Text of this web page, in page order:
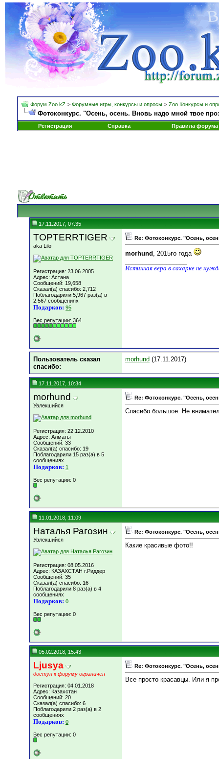
Форум Zoo.kZ > Форумные игры, конкурсы и опросы > Zoo.Конкурсы и
Фотоконкурс. "Осень, осень. Вновь надо мной твое
Регистрация Справка Правила форума
17.11.2017, 07:35
TOPTERRTIGER
aka Lilo
Регистрация: 23.06.2005
Адрес: Астана
Сообщений: 19,658
Сказал(а) спасибо: 2,712
Поблагодарили 5,967 раз(а) в
2,567 сообщениях
Подарков: 95
Вес репутации: 364
Re: Фотоконкурс. "Осень,
morhund , 2015го года
Истинная вера в сахарке не
Пользователь сказал
cпасибо:
morhund (17.11.2017)
17.11.2017, 10:34
morhund
Увлекшийся
Регистрация: 22.12.2010
Адрес: Алматы
Сообщений: 33
Сказал(а) спасибо: 19
Поблагодарили 15 раз(а) в 5
сообщениях
Подарков: 1
Вес репутации: 0
Re: Фотоконкурс. "Осень,
Спасибо большое. Не
11.01.2018, 11:09
Наталья Рагозин
Увлекшийся
Регистрация: 08.05.2016
Адрес: КАЗАХСТАН г.Риддер
Сообщений: 35
Сказал(а) спасибо: 16
Поблагодарили 8 раз(а) в 4
сообщениях
Подарков: 0
Вес репутации: 0
Re: Фотоконкурс. "Осень,
Какие красивые фото!!
05.02.2018, 15:43
Ljusya
доступ к форуму ограничен
Регистрация: 04.01.2018
Адрес: Казахстан
Сообщений: 20
Сказал(а) спасибо: 6
Поблагодарили 2 раз(а) в 2
сообщениях
Подарков: 0
Вес репутации: 0
Re: Фотоконкурс. "Осень,
Все просто красавцы. Или я